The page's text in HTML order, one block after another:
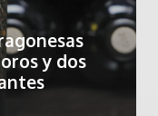
y dos